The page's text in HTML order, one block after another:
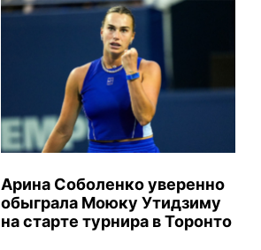
Арина Соболенко уверенно
обыграла Моюку Утидзиму
на старте турнира в Торонто